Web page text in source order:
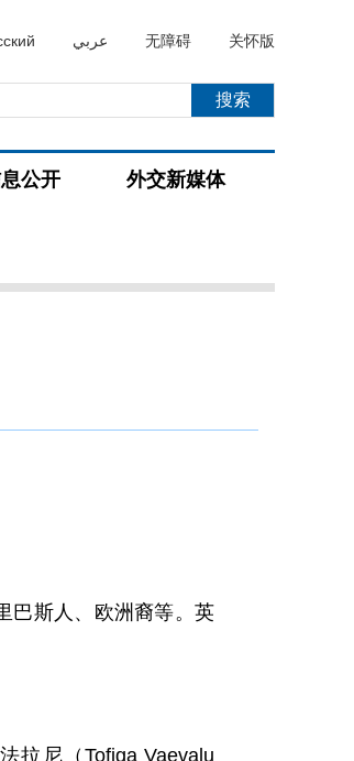
عربي 无障碍 关怀版
公开 外交新媒体
巴斯人、欧洲裔等。英
拉尼（Tofiga Vaevalu